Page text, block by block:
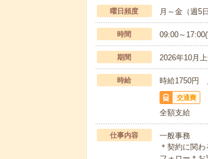
曜日頻度 月～金（週5
時間 09:00～
期間 2026年10月
時給 時給1750円
交通費
全額支給
仕事内容
一般事務
＊契約に関